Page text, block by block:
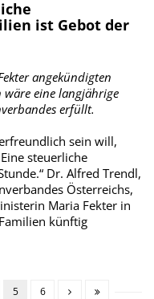
ist Gebot der
angekündigten
eine langjährige
erfüllt.
sein will,
steuerliche
Dr. Alfred Trendl,
Österreichs,
Maria Fekter in
künftig
5 6